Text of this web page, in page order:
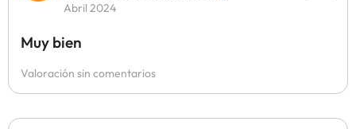
Abril 2024
Muy bien
Valoración sin comentarios